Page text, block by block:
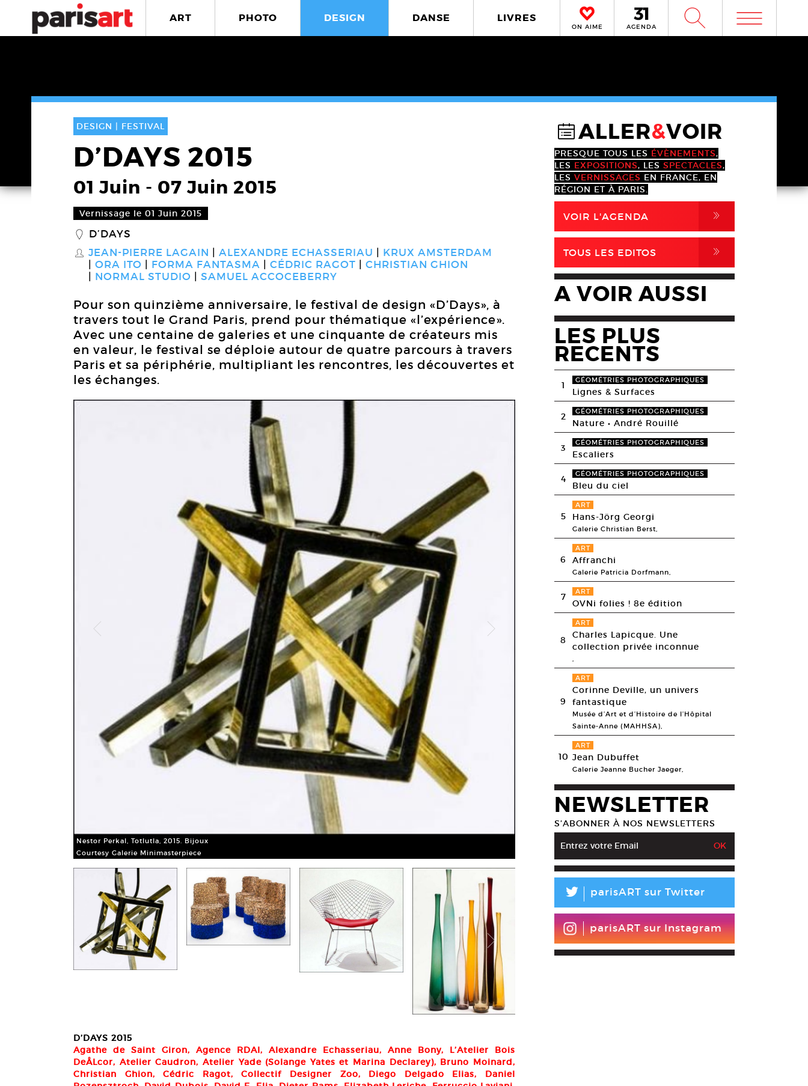
ART PHOTO DESIGN DANSE LIVRES
ON AIME AGENDA W m
DESIGN | FESTIVAL
D’DAYS 2015
01 Juin - 07 Juin 2015
Vernissage le 01 Juin 2015
_ D’DAYS
S JEAN-PIERRE LAGAIN ALEXANDRE ECHASSERIAU
KRUX AMSTERDAM
ORA ITO
FORMA FANTASMA CÉDRIC RAGOT
CHRISTIAN GHION
NORMAL STUDIO
SAMUEL ACCOCEBERRY
Pour son quinzième anniversaire, le festival de design «D’Days», à
travers tout le Grand Paris, prend pour thématique «l’expérience».
Avec une centaine de galeries et une cinquante de créateurs mis
en valeur, le festival se déploie autour de quatre parcours à travers
Paris et sa périphérie, multipliant les rencontres, les découvertes et
les échanges.
Nestor Perkal, Totlutla, 2015. Bijoux
Courtesy Galerie Minimasterpiece
David Ellia, Déforestation, 2013. Chaises en bois.
Courtesy Musée des Arts décoratifs © Design Da Gema
D’DAYS 2015
Agathe de Saint Giron, Agence RDAI, Alexandre Echasseriau, Anne Bony, L’Atelier Bois
DeÅLcor, Atelier Caudron, Atelier Yade (Solange Yates et Marina Declarey), Bruno Moinard,
Christian Ghion, Cédric Ragot, Collectif Designer Zoo, Diego Delgado Elias, Daniel
@ALLER&VOIR
PRESQUE TOUS LES ÉVÈNEMENTS,
LES EXPOSITIONS, LES SPECTACLES,
LES VERNISSAGES EN FRANCE, EN
RÉGION ET À PARIS.
VOIR L'AGENDA ,
TOUS LES EDITOS ,
A VOIR AUSSI
LES PLUS
RECENTS
1 GÉOMÉTRIES PHOTOGRAPHIQUES
Lignes & Surfaces
2 GÉOMÉTRIES PHOTOGRAPHIQUES
Nature • André Rouillé
3 GÉOMÉTRIES PHOTOGRAPHIQUES
Escaliers
4 GÉOMÉTRIES PHOTOGRAPHIQUES
Bleu du ciel
5
ART
Hans-Jörg Georgi
Galerie Christian Berst,
6
ART
Affranchi
Galerie Patricia Dorfmann,
7 ART
OVNi folies ! 8e édition
8
ART
Charles Lapicque. Une
collection privée inconnue
,
9
ART
Corinne Deville, un univers
fantastique
Musée d’Art et d’Histoire de l’Hôpital
Sainte-Anne (MAHHSA),
10
ART
Jean Dubuffet
Galerie Jeanne Bucher Jaeger,
NEWSLETTER
S’ABONNER À NOS NEWSLETTERS
L parisART sur Twitter
parisART sur Instagram